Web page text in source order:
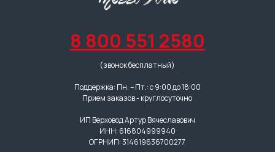
8 800 551 2580
(звонок бесплатный)
Поддержка: Пн. – Пт.: с 9:00 до 18:00
Прием заказов - круглосуточно
ИП Верховод Артур Вячеславович
ИНН: 616804999940
ОГРНИП: 314619636700277